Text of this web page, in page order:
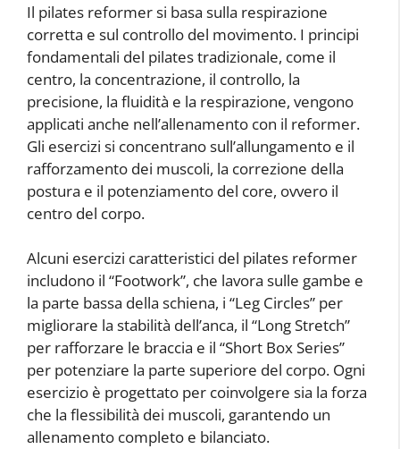
Il pilates reformer si basa sulla respirazione
corretta e sul controllo del movimento. I principi
fondamentali del pilates tradizionale, come il
centro, la concentrazione, il controllo, la
precisione, la fluidità e la respirazione, vengono
applicati anche nell’allenamento con il reformer.
Gli esercizi si concentrano sull’allungamento e il
rafforzamento dei muscoli, la correzione della
postura e il potenziamento del core, ovvero il
centro del corpo.
Alcuni esercizi caratteristici del pilates reformer
includono il “Footwork”, che lavora sulle gambe e
la parte bassa della schiena, i “Leg Circles” per
migliorare la stabilità dell’anca, il “Long Stretch”
per rafforzare le braccia e il “Short Box Series”
per potenziare la parte superiore del corpo. Ogni
esercizio è progettato per coinvolgere sia la forza
che la flessibilità dei muscoli, garantendo un
allenamento completo e bilanciato.